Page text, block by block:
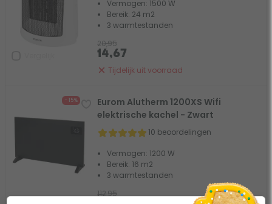
Vermogen: 1500 W
Bereik: 24 m2
3 warmtestanden
Tijdelijk uit voorraad
20,95
14,67
- 15%
Eurom Alutherm 1200XS Wifi
elektrische kachel - Zwart
10 beoordelingen
Vermogen: 1200 W
Bereik: 16 m2
3 warmtestanden
112,95